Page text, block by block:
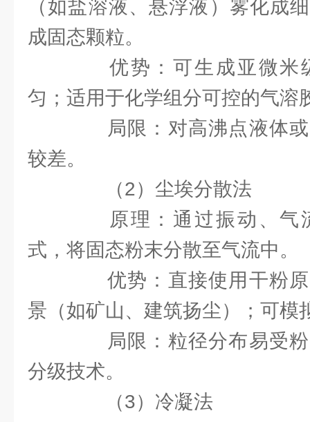
（如盐溶液、悬浮液）雾化成
成固态颗粒。
优势：可生成亚微米
匀；适用于化学组分可控的气溶
局限：对高沸点液体或
较差。
（2）尘埃分散法
原理：通过振动、气
式，将固态粉末分散至气流中。
优势：直接使用干粉原
景（如矿山、建筑扬尘）；可模
局限：粒径分布易受粉
分级技术。
（3）冷凝法